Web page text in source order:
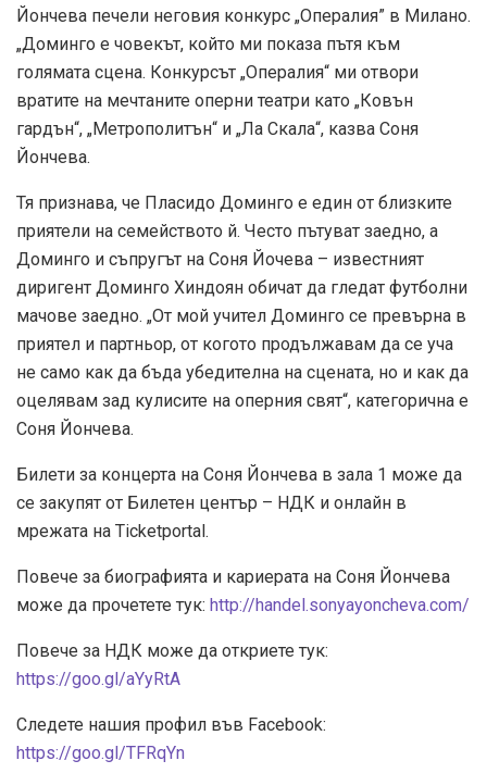
Йончева печели неговия конкурс „Опералия” в Милано.
„Доминго е човекът, който ми показа пътя към
голямата сцена. Конкурсът „Опералия“ ми отвори
вратите на мечтаните оперни театри като „Ковън
гардън“, „Метрополитън“ и „Ла Скала“, казва Соня
Йончева.
Тя признава, че Пласидо Доминго е един от близките
приятели на семейството й. Често пътуват заедно, а
Доминго и съпругът на Соня Йочева – известният
диригент Доминго Хиндоян обичат да гледат футболни
мачове заедно. „От мой учител Доминго се превърна в
приятел и партньор, от когото продължавам да се уча
не само как да бъда убедителна на сцената, но и как да
оцелявам зад кулисите на оперния свят“, категорична е
Соня Йончева.
Билети за концерта на Соня Йончева в зала 1 може да
се закупят от Билетен център – НДК и онлайн в
мрежата на Ticketportal.
Повече за биографията и кариерата на Соня Йончева
може да прочетете тук: http://handel.sonyayoncheva.com/
Повече за НДК може да откриете тук:
https://goo.gl/aYyRtA
Следете нашия профил във Facebook:
https://goo.gl/TFRqYn